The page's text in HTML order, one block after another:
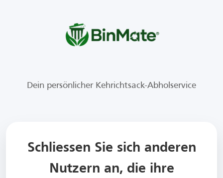
Dein persönlicher Kehrichtsack-Abholservice
Schliessen Sie sich anderen
Nutzern an, die ihre